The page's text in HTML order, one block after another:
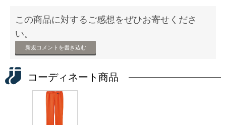
この商品に対するご感想をぜひお寄せくださ
い。
新規コメントを書き込む
コーディネート商品